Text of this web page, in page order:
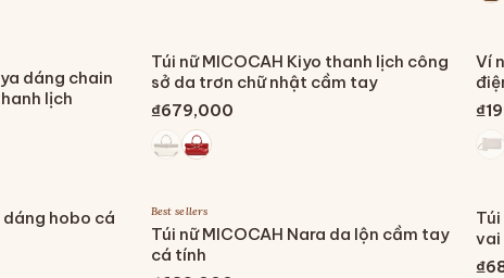
dáng chain
lịch
Túi nữ MICOCAH Kiyo thanh lịch công
sở da trơn chữ nhật cầm tay
₫679,000
Ví
dáng hobo cá
Best sellers
Túi nữ MICOCAH Nara da lộn cầm tay
cá tính
vai